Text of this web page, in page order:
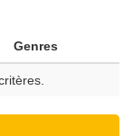
Genres